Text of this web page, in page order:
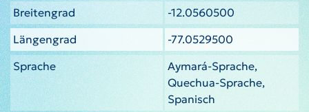
Breitengrad
-12.0560500
Längengrad
-77.0529500
Sprache
Aymará-Sprache,
Quechua-Sprache,
Spanisch